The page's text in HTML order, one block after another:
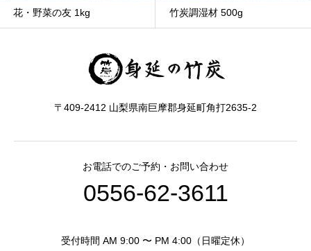
竹炭調湿材 500g 竹炭香ミニ
〒409-2412 山梨県南巨摩郡身延町角打2635-2
お電話でのご予約・お問い合わせ
0556-62-3611
受付時間 AM 9:00 〜 PM 4:00（日曜定休）